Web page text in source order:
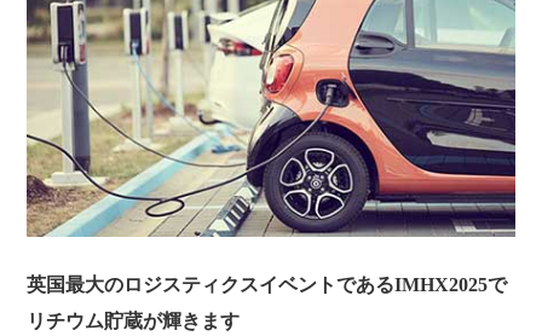
英国最大のロジスティクスイベントであるIMHX2025で
リチウム貯蔵が輝きます